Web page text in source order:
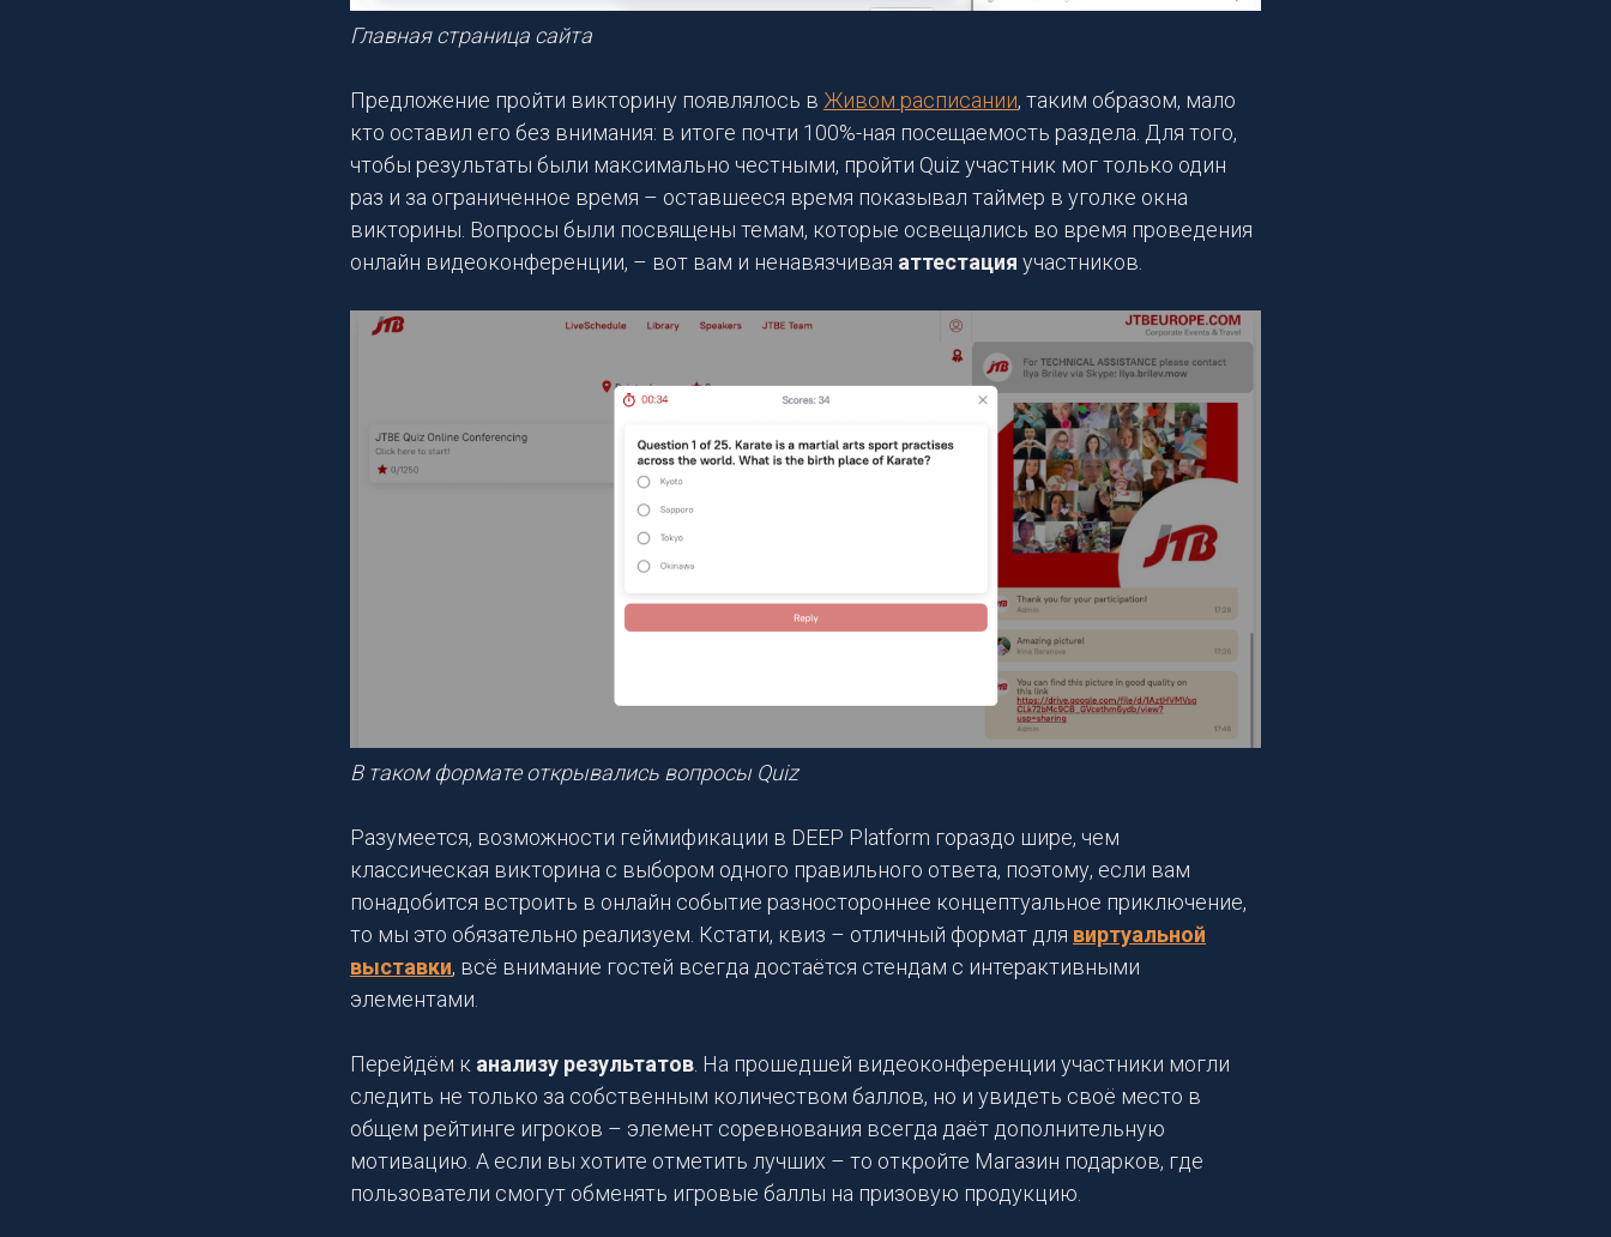
Главная страница сайта
Предложение пройти викторину появлялось в Живом расписании, таким образом, мало
кто оставил его без внимания: в итоге почти 100%-ная посещаемость раздела. Для того,
чтобы результаты были максимально честными, пройти Quiz участник мог только один
раз и за ограниченное время – оставшееся время показывал таймер в уголке окна
викторины. Вопросы были посвящены темам, которые освещались во время проведения
онлайн видеоконференции, – вот вам и ненавязчивая аттестация участников.
В таком формате открывались вопросы Quiz
Разумеется, возможности геймификации в DEEP Platform гораздо шире, чем
классическая викторина с выбором одного правильного ответа, поэтому, если вам
понадобится встроить в онлайн событие разностороннее концептуальное приключение,
то мы это обязательно реализуем. Кстати, квиз – отличный формат для виртуальной
выставки, всё внимание гостей всегда достаётся стендам с интерактивными
элементами.
Перейдём к анализу результатов . На прошедшей видеоконференции участники могли
следить не только за собственным количеством баллов, но и увидеть своё место в
общем рейтинге игроков – элемент соревнования всегда даёт дополнительную
мотивацию. А если вы хотите отметить лучших – то откройте Магазин подарков, где
пользователи смогут обменять игровые баллы на призовую продукцию.